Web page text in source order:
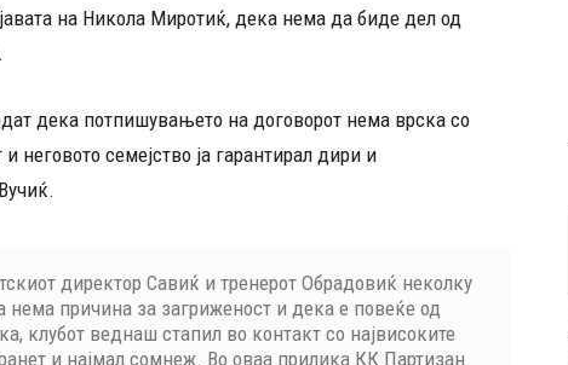
на Никола Миротиќ, дека нема да биде дел од
дека потпишувањето на договорот нема врска со
неговото семејство ја гарантирал дири и
директор Савиќ и тренерот Обрадовиќ неколку
нема причина за загриженост и дека е повеќе од
клубот веднаш стапил во контакт со највисоките
и најмал сомнеж. Во оваа прилика КК Партизан